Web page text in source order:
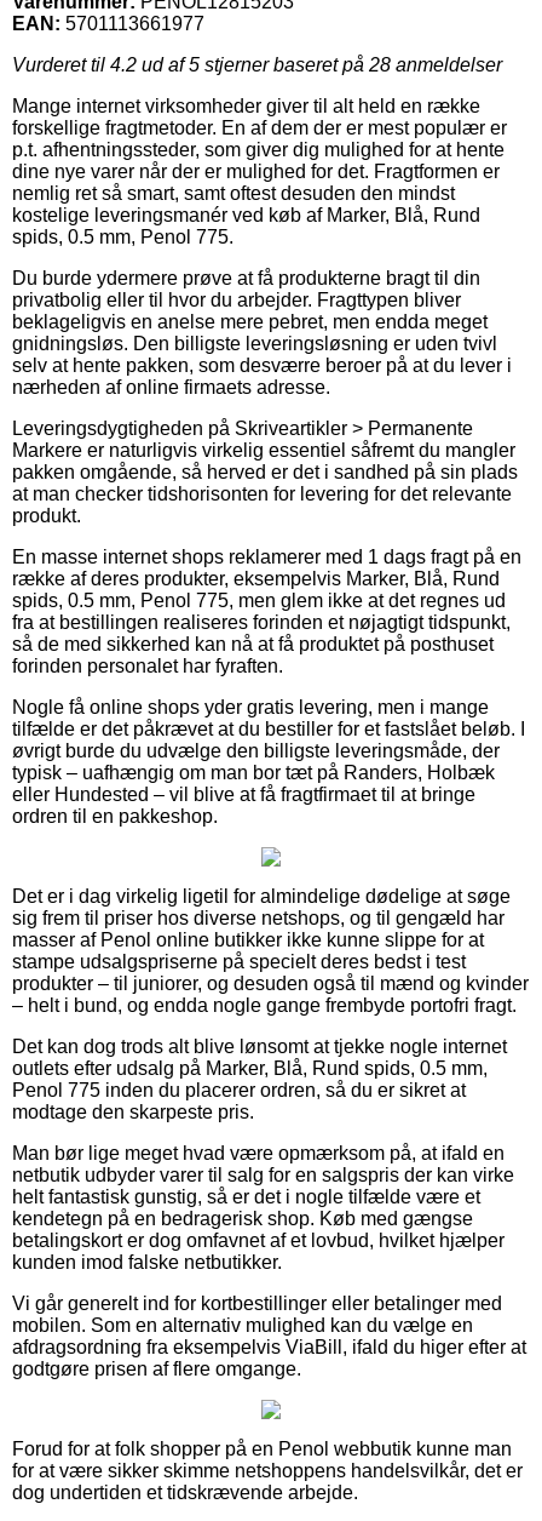
EAN: 5701113661977
Vurderet til 4.2 ud af 5 stjerner baseret på 28 anmeldelser
Mange internet virksomheder giver til alt held en række
forskellige fragtmetoder. En af dem der er mest populær er
p.t. afhentningssteder, som giver dig mulighed for at hente
dine nye varer når der er mulighed for det. Fragtformen er
nemlig ret så smart, samt oftest desuden den mindst
kostelige leveringsmanér ved køb af Marker, Blå, Rund
spids, 0.5 mm, Penol 775.
Du burde ydermere prøve at få produkterne bragt til din
privatbolig eller til hvor du arbejder. Fragttypen bliver
beklageligvis en anelse mere pebret, men endda meget
gnidningsløs. Den billigste leveringsløsning er uden tvivl
selv at hente pakken, som desværre beroer på at du lever i
nærheden af online firmaets adresse.
Leveringsdygtigheden på Skriveartikler > Permanente
Markere er naturligvis virkelig essentiel såfremt du mangler
pakken omgående, så herved er det i sandhed på sin plads
at man checker tidshorisonten for levering for det relevante
produkt.
En masse internet shops reklamerer med 1 dags fragt på en
række af deres produkter, eksempelvis Marker, Blå, Rund
spids, 0.5 mm, Penol 775, men glem ikke at det regnes ud
fra at bestillingen realiseres forinden et nøjagtigt tidspunkt,
så de med sikkerhed kan nå at få produktet på posthuset
forinden personalet har fyraften.
Nogle få online shops yder gratis levering, men i mange
tilfælde er det påkrævet at du bestiller for et fastslået beløb. I
øvrigt burde du udvælge den billigste leveringsmåde, der
typisk – uafhængig om man bor tæt på Randers, Holbæk
eller Hundested – vil blive at få fragtfirmaet til at bringe
ordren til en pakkeshop.
Det er i dag virkelig ligetil for almindelige dødelige at søge
sig frem til priser hos diverse netshops, og til gengæld har
masser af Penol online butikker ikke kunne slippe for at
stampe udsalgspriserne på specielt deres bedst i test
produkter – til juniorer, og desuden også til mænd og kvinder
– helt i bund, og endda nogle gange frembyde portofri fragt.
Det kan dog trods alt blive lønsomt at tjekke nogle internet
outlets efter udsalg på Marker, Blå, Rund spids, 0.5 mm,
Penol 775 inden du placerer ordren, så du er sikret at
modtage den skarpeste pris.
Man bør lige meget hvad være opmærksom på, at ifald en
netbutik udbyder varer til salg for en salgspris der kan virke
helt fantastisk gunstig, så er det i nogle tilfælde være et
kendetegn på en bedragerisk shop. Køb med gængse
betalingskort er dog omfavnet af et lovbud, hvilket hjælper
kunden imod falske netbutikker.
Vi går generelt ind for kortbestillinger eller betalinger med
mobilen. Som en alternativ mulighed kan du vælge en
afdragsordning fra eksempelvis ViaBill, ifald du higer efter at
godtgøre prisen af flere omgange.
Forud for at folk shopper på en Penol webbutik kunne man
for at være sikker skimme netshoppens handelsvilkår, det er
dog undertiden et tidskrævende arbejde.